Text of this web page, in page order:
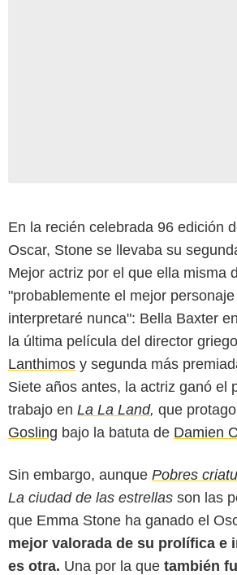
En la recién celebrada 96 edición
Oscar, Stone se llevaba su
Mejor actriz por el que ella misma
"probablemente el mejor
interpretaré nunca": Bella Baxter en
la última película del director griego
Lanthimos y segunda más
Siete años antes, la actriz ganó el
trabajo en La La Land, que
Gosling bajo la batuta de Damien
Sin embargo, aunque Pobres
La ciudad de las estrellas son las
que Emma Stone ha ganado el
mejor valorada de su prolífica e
es otra. Una por la que también